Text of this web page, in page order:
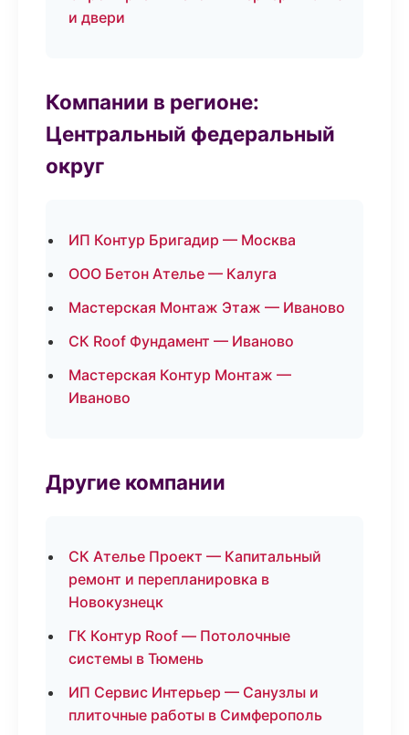
и двери
Компании в регионе:
Центральный федеральный
округ
ИП Контур Бригадир — Москва
ООО Бетон Ателье — Калуга
Мастерская Монтаж Этаж — Иваново
СК Roof Фундамент — Иваново
Мастерская Контур Монтаж —
Иваново
Другие компании
СК Ателье Проект — Капитальный
ремонт и перепланировка в
Новокузнецк
ГК Контур Roof — Потолочные
системы в Тюмень
ИП Сервис Интерьер — Санузлы и
плиточные работы в Симферополь